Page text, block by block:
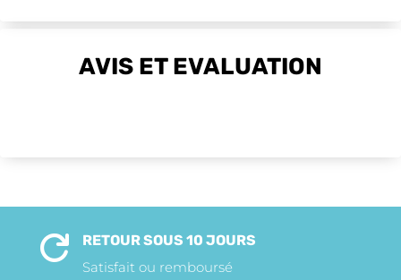
AVIS ET EVALUATION

RETOUR SOUS 10 JOURS
Satisfait ou remboursé